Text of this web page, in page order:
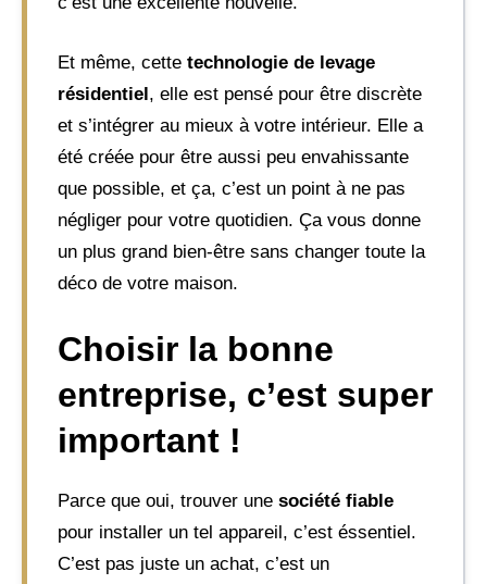
Et même, cette technologie de levage
résidentiel, elle est pensé pour être discrète
et s’intégrer au mieux à votre intérieur. Elle a
été créée pour être aussi peu envahissante
que possible, et ça, c’est un point à ne pas
négliger pour votre quotidien. Ça vous donne
un plus grand bien-être sans changer toute la
déco de votre maison.
Choisir la bonne
entreprise, c’est super
important !
Parce que oui, trouver une société fiable
pour installer un tel appareil, c’est éssentiel.
C’est pas juste un achat, c’est un